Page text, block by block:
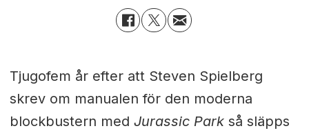
Tjugofem år efter att Steven Spielberg
skrev om manualen för den moderna
blockbustern med Jurassic Park så släpps